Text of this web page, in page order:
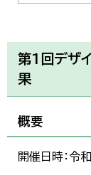
第1回デザ
果
概要
開催日時：